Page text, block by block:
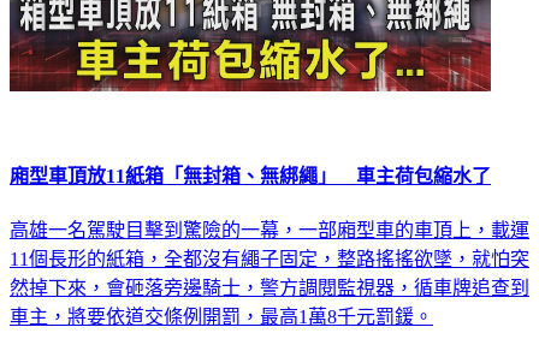
廂型車頂放11紙箱「無封箱、無綁繩」 車主荷包縮水了
高雄一名駕駛目擊到驚險的一幕，一部廂型車的車頂上，載運
11個長形的紙箱，全都沒有繩子固定，整路搖搖欲墜，就怕突
然掉下來，會砸落旁邊騎士，警方調閱監視器，循車牌追查到
車主，將要依道交條例開罰，最高1萬8千元罰鍰。